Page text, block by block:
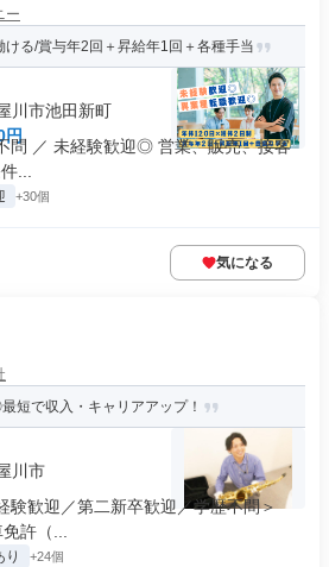
ー
る/賞与年2回＋昇給年1回＋各種手当
川市池田新町
円
問 ／ 未経験歓迎◎ 営業、販売、接客
...
+30個
気になる
短で収入・キャリアアップ！
川市
験歓迎／第二新卒歓迎／学歴不問＞
許（...
り +24個